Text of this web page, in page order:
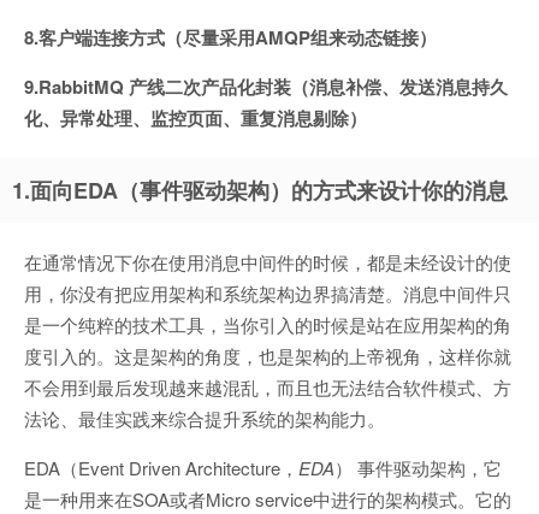
8.客户端连接方式（尽量采用AMQP组来动态链接）
9.RabbitMQ 产线二次产品化封装（消息补偿、发送消息持久
化、异常处理、监控页面、重复消息剔除）
1.面向EDA（事件驱动架构）的方式来设计你的消息
在通常情况下你在使用消息中间件的时候，都是未经设计的使
用，你没有把应用架构和系统架构边界搞清楚。消息中间件只
是一个纯粹的技术工具，当你引入的时候是站在应用架构的角
度引入的。这是架构的角度，也是架构的上帝视角，这样你就
不会用到最后发现越来越混乱，而且也无法结合软件模式、方
法论、最佳实践来综合提升系统的架构能力。
EDA（Event Driven Architecture， EDA） 事件驱动架构，它
是一种用来在SOA或者Micro service中进行的架构模式。它的